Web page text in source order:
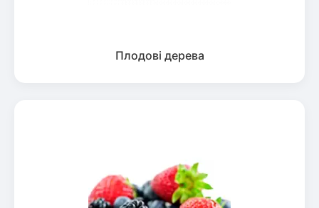
Плодові дерева